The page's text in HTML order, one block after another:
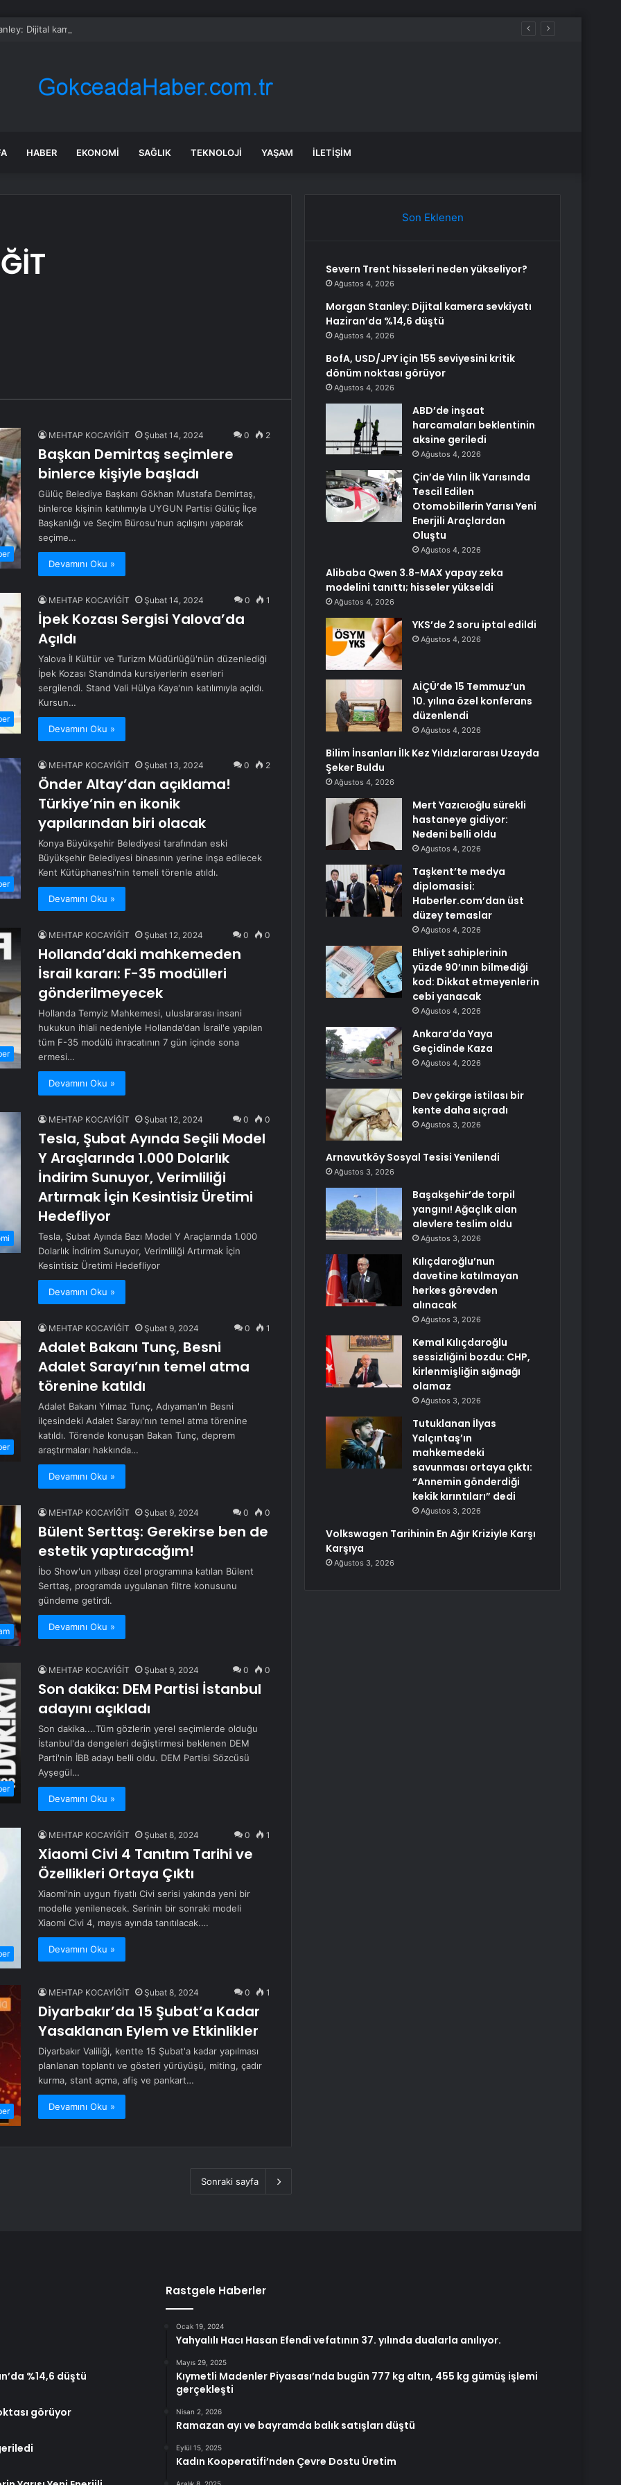
Dijital kamera sevkiyatı Haziran’da %14,6 düştü
HABER EKONOMI SAĞLIK TEKNOLOJI YAŞAM İLETIŞIM
MEHTAP KOCAYİĞİT Şubat 14, 2024 0 2
Başkan Demirtaş seçimlere
binlerce kişiyle başladı
Gülüç Belediye Başkanı Gökhan Mustafa Demirtaş,
binlerce kişinin katılımıyla UYGUN Partisi Gülüç İlçe
Başkanlığı ve Seçim Bürosu'nun açılışını yaparak
seçime…
Devamını Oku »
MEHTAP KOCAYİĞİT Şubat 14, 2024 0 1
İpek Kozası Sergisi Yalova’da
Açıldı
Yalova İl Kültür ve Turizm Müdürlüğü'nün düzenlediği
İpek Kozası Standında kursiyerlerin eserleri
sergilendi. Stand Vali Hülya Kaya'nın katılımıyla açıldı.
Kursun…
Devamını Oku »
MEHTAP KOCAYİĞİT Şubat 13, 2024 0 2
Önder Altay’dan açıklama!
Türkiye’nin en ikonik
yapılarından biri olacak
Konya Büyükşehir Belediyesi tarafından eski
Büyükşehir Belediyesi binasının yerine inşa edilecek
Kent Kütüphanesi'nin temeli törenle atıldı.
Devamını Oku »
MEHTAP KOCAYİĞİT Şubat 12, 2024 0 0
Hollanda’daki mahkemeden
İsrail kararı: F-35 modülleri
gönderilmeyecek
Hollanda Temyiz Mahkemesi, uluslararası insani
hukukun ihlali nedeniyle Hollanda'dan İsrail'e yapılan
tüm F-35 modülü ihracatının 7 gün içinde sona
ermesi…
Devamını Oku »
MEHTAP KOCAYİĞİT Şubat 12, 2024 0 0
Tesla, Şubat Ayında Seçili Model
Y Araçlarında 1.000 Dolarlık
İndirim Sunuyor, Verimliliği
Artırmak İçin Kesintisiz Üretimi
Hedefliyor
Tesla, Şubat Ayında Bazı Model Y Araçlarında 1.000
Dolarlık İndirim Sunuyor, Verimliliği Artırmak İçin
Kesintisiz Üretimi Hedefliyor
Devamını Oku »
MEHTAP KOCAYİĞİT Şubat 9, 2024 0 1
Adalet Bakanı Tunç, Besni
Adalet Sarayı’nın temel atma
törenine katıldı
Adalet Bakanı Yılmaz Tunç, Adıyaman'ın Besni
ilçesindeki Adalet Sarayı'nın temel atma törenine
katıldı. Törende konuşan Bakan Tunç, deprem
araştırmaları hakkında…
Devamını Oku »
MEHTAP KOCAYİĞİT Şubat 9, 2024 0 0
Bülent Serttaş: Gerekirse ben de
estetik yaptıracağım!
İbo Show'un yılbaşı özel programına katılan Bülent
Serttaş, programda uygulanan filtre konusunu
gündeme getirdi.
Devamını Oku »
MEHTAP KOCAYİĞİT Şubat 9, 2024 0 0
Son dakika: DEM Partisi İstanbul
adayını açıkladı
Son dakika....Tüm gözlerin yerel seçimlerde olduğu
İstanbul'da dengeleri değiştirmesi beklenen DEM
Parti'nin İBB adayı belli oldu. DEM Partisi Sözcüsü
Ayşegül…
Devamını Oku »
MEHTAP KOCAYİĞİT Şubat 8, 2024 0 1
Xiaomi Civi 4 Tanıtım Tarihi ve
Özellikleri Ortaya Çıktı
Xiaomi'nin uygun fiyatlı Civi serisi yakında yeni bir
modelle yenilenecek. Serinin bir sonraki modeli
Xiaomi Civi 4, mayıs ayında tanıtılacak.…
Devamını Oku »
MEHTAP KOCAYİĞİT Şubat 8, 2024 0 1
Diyarbakır’da 15 Şubat’a Kadar
Yasaklanan Eylem ve Etkinlikler
Diyarbakır Valiliği, kentte 15 Şubat'a kadar yapılması
planlanan toplantı ve gösteri yürüyüşü, miting, çadır
kurma, stant açma, afiş ve pankart…
Devamını Oku »
Sonraki sayfa
Son Eklenen
Severn Trent hisseleri neden yükseliyor?
Ağustos 4, 2026
Morgan Stanley: Dijital kamera sevkiyatı
Haziran’da %14,6 düştü
Ağustos 4, 2026
BofA, USD/JPY için 155 seviyesini kritik
dönüm noktası görüyor
Ağustos 4, 2026
ABD’de inşaat
harcamaları beklentinin
aksine geriledi
Ağustos 4, 2026
Çin’de Yılın İlk Yarısında
Tescil Edilen
Otomobillerin Yarısı Yeni
Enerjili Araçlardan
Oluştu
Ağustos 4, 2026
Alibaba Qwen 3.8-MAX yapay zeka
modelini tanıttı; hisseler yükseldi
Ağustos 4, 2026
YKS’de 2 soru iptal edildi
Ağustos 4, 2026
AİÇÜ’de 15 Temmuz’un
10. yılına özel konferans
düzenlendi
Ağustos 4, 2026
Bilim İnsanları İlk Kez Yıldızlararası Uzayda
Şeker Buldu
Ağustos 4, 2026
Mert Yazıcıoğlu sürekli
hastaneye gidiyor:
Nedeni belli oldu
Ağustos 4, 2026
Taşkent’te medya
diplomasisi:
Haberler.com’dan üst
düzey temaslar
Ağustos 4, 2026
Ehliyet sahiplerinin
yüzde 90’ının bilmediği
kod: Dikkat etmeyenlerin
cebi yanacak
Ağustos 4, 2026
Ankara’da Yaya
Geçidinde Kaza
Ağustos 4, 2026
Dev çekirge istilası bir
kente daha sıçradı
Ağustos 3, 2026
Arnavutköy Sosyal Tesisi Yenilendi
Ağustos 3, 2026
Başakşehir’de torpil
yangını! Ağaçlık alan
alevlere teslim oldu
Ağustos 3, 2026
Kılıçdaroğlu’nun
davetine katılmayan
herkes görevden
alınacak
Ağustos 3, 2026
Kemal Kılıçdaroğlu
sessizliğini bozdu: CHP,
kirlenmişliğin sığınağı
olamaz
Ağustos 3, 2026
Tutuklanan İlyas
Yalçıntaş’ın
mahkemedeki
savunması ortaya çıktı:
“Annemin gönderdiği
kekik kırıntıları” dedi
Ağustos 3, 2026
Volkswagen Tarihinin En Ağır Kriziyle Karşı
Karşıya
Ağustos 3, 2026
%14,6 düştü
görüyor
Rastgele Haberler
Ocak 19, 2024
Yahyalılı Hacı Hasan Efendi vefatının 37. yılında dualarla anılıyor.
Mayıs 29, 2025
Kıymetli Madenler Piyasası’nda bugün 777 kg altın, 455 kg gümüş işlemi
gerçekleşti
Nisan 2, 2026
Ramazan ayı ve bayramda balık satışları düştü
Eylül 15, 2025
Kadın Kooperatifi’nden Çevre Dostu Üretim